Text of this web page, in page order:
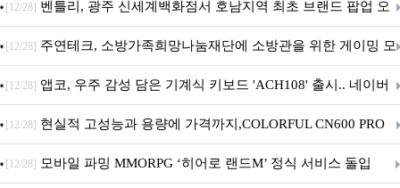
Crosshair X870E EDITION 20 국내 출시 예정
[12/28] 벤틀리, 광주 신세계백화점서 호남지역 최초 브랜드 팝업 오
픈
[12/28] 주연테크, 소방가족희망나눔재단에 소방관을 위한 게이밍 모
니터·스마트 펫 침대 기부
[12/28] 앱코, 우주 감성 담은 기계식 키보드 'ACH108' 출시.. 네이버
브랜드데이 기획전 진행
[12/28] 현실적 고성능과 용량에 가격까지,COLORFUL CN600 PRO
M.2 NVMe 디앤디컴 1TB
[12/28] 모바일 파밍 MMORPG ‘히어로 랜드M’ 정식 서비스 돌입